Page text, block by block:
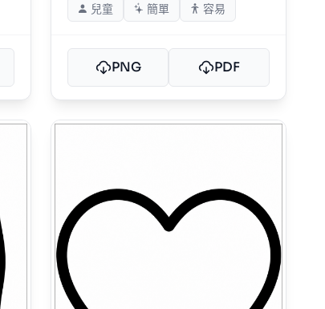
兒童 簡單 容易
PNG PDF